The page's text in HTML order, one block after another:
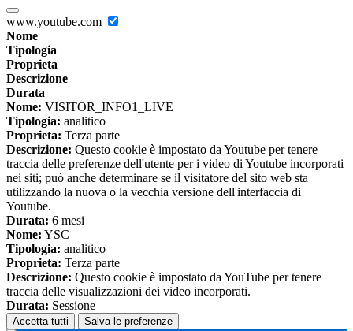
www.youtube.com
Nome
Tipologia
Proprieta
Descrizione
Durata
Nome: VISITOR_INFO1_LIVE
Tipologia: analitico
Proprieta: Terza parte
Descrizione: Questo cookie è impostato da Youtube per tenere
traccia delle preferenze dell'utente per i video di Youtube incorporati
nei siti; può anche determinare se il visitatore del sito web sta
utilizzando la nuova o la vecchia versione dell'interfaccia di
Youtube.
Durata: 6 mesi
Nome: YSC
Tipologia: analitico
Proprieta: Terza parte
Descrizione: Questo cookie è impostato da YouTube per tenere
traccia delle visualizzazioni dei video incorporati.
Durata: Sessione
Accetta tutti Salva le preferenze